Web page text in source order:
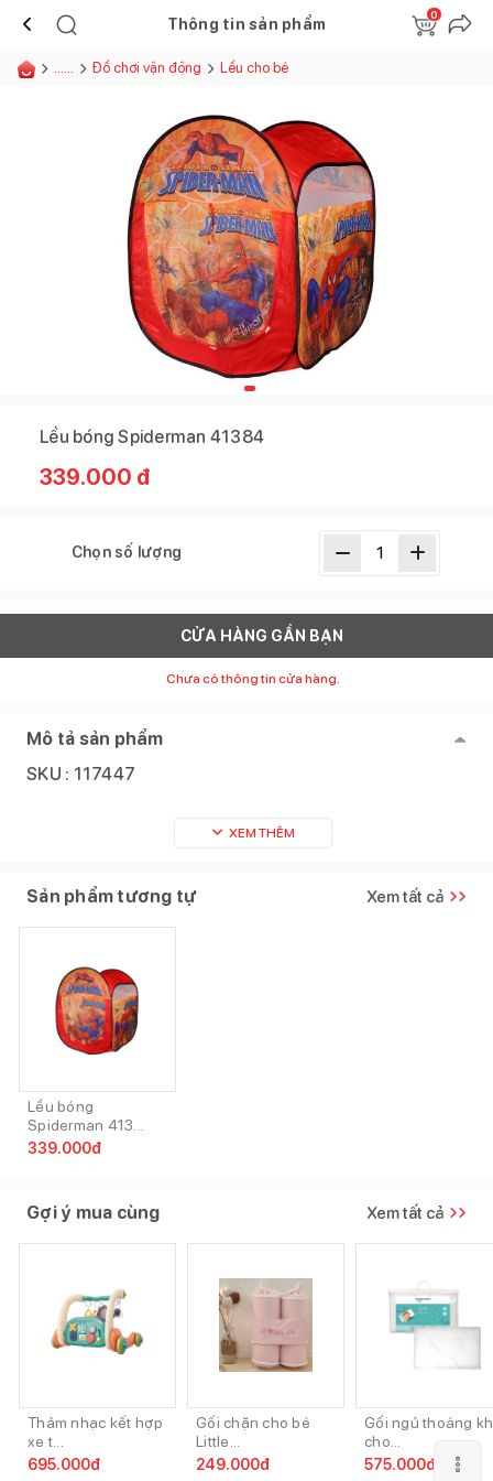
Thông tin sản phẩm
0
...... Đồ chơi vận động Lều cho bé
Lều bóng Spiderman 41384
339.000 đ
Chọn số lượng
CỬA HÀNG GẦN BẠN
Chưa có thông tin cửa hàng.
Mô tả sản phẩm
SKU : 117447
XEM THÊM
Sản phẩm tương tự Xem tất cả
Lều bóng
Spiderman 413...
339.000đ
Gợi ý mua cùng Xem tất cả
Thảm nhạc kết hợp
xe t...
695.000đ
Gối chặn cho bé
Little...
249.000đ
Gối ngủ thoáng
cho...
575.000đ